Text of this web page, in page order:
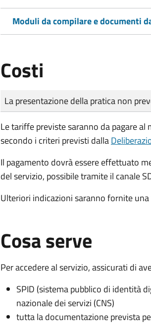
Moduli da compilare e documenti
Costi
Tipo di pagamento
Importo
La presentazione della pratica non
Le tariffe previste saranno da pagare
secondo i criteri previsti dalla
Il pagamento dovrà essere effettuato
del servizio, possibile tramite il canale
Ulteriori indicazioni saranno fornite
Cosa serve
Per accedere al servizio, assicurati di
SPID (sistema pubblico di identità
nazionale dei servizi (CNS)
tutta la documentazione prevista